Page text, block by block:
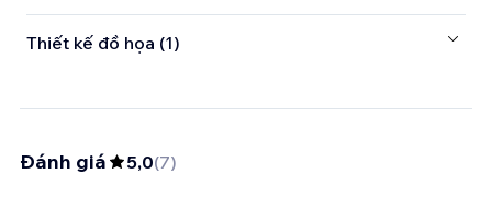
Thiết kế đồ họa (1)
Đánh giá 5,0(7)